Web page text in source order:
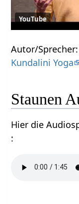
YouTube
Autor/Sprecher:
Kundalini Yoga
Staunen
Hier die
: